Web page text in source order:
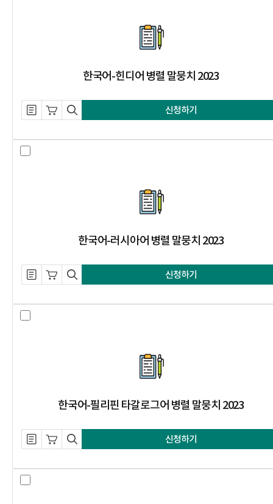
한국어-힌디어 병렬 말뭉치 2023
설명 자료 내려받기
장바구니 담기
미리보기 신청하기
한국어-러시아어 병렬 말뭉치 2023
설명 자료 내려받기
장바구니 담기
미리보기 신청하기
한국어-필리핀 타갈로그어 병렬 말뭉치 2023
설명 자료 내려받기
장바구니 담기
미리보기 신청하기